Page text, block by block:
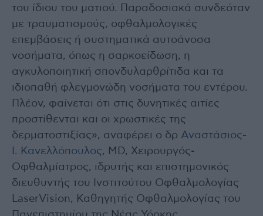
του ίδιου του ματιού. Παραδοσιακά συνδεόταν
με τραυματισμούς, οφθαλμολογικές
επεμβάσεις ή συστηματικά αυτοάνοσα
νοσήματα, όπως η σαρκοείδωση, η
αγκυλοποιητική σπονδυλαρθρίτιδα και τα
ιδιοπαθή φλεγμονώδη νοσήματα του εντέρου.
Πλέον, φαίνεται ότι στις δυνητικές αιτίες
προστίθενται και οι χρωστικές της
δερματοστιξίας», αναφέρει ο δρ Αναστάσιος-
Ι. Κανελλόπουλος, MD, Xειρουργός-
Oφθαλμίατρος, ιδρυτής και επιστημονικός
διευθυντής του Ινστιτούτου Οφθαλμολογίας
LaserVision, Καθηγητής Οφθαλμολογίας του